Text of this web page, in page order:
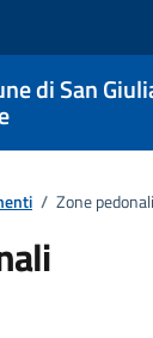
di San
/ Zone pedonali